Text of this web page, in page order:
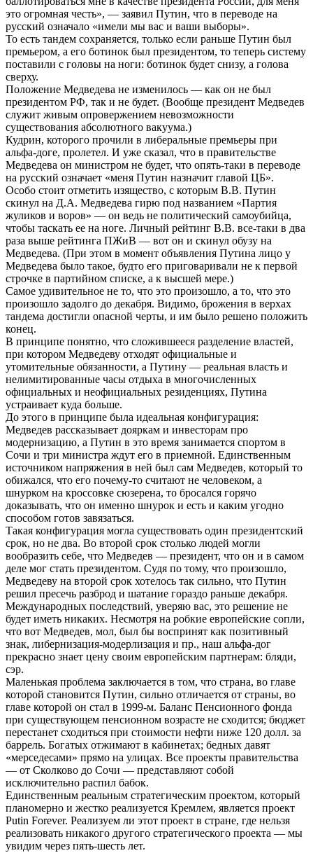
это огромная честь», — заявил Путин, что в переводе на
русский означало «имели мы вас и ваши выборы».
То есть тандем сохраняется, только если раньше Путин был
премьером, а его ботинок был президентом, то теперь систему
поставили с головы на ноги: ботинок будет снизу, а голова
сверху.
Положение Медведева не изменилось — как он не был
президентом РФ, так и не будет. (Вообще президент Медведев
служит живым опровержением невозможности
существования абсолютного вакуума.)
Кудрин, которого прочили в либеральные премьеры при
альфа-доге, пролетел. И уже сказал, что в правительстве
Медведева он министром не будет, что опять-таки в переводе
на русский означает «меня Путин назначит главой ЦБ».
Особо стоит отметить изящество, с которым В.В. Путин
скинул на Д.А. Медведева гирю под названием «Партия
жуликов и воров» — он ведь не политический самоубийца,
чтобы таскать ее на ноге. Личный рейтинг В.В. все-таки в два
раза выше рейтинга ПЖиВ — вот он и скинул обузу на
Медведева. (При этом в момент объявления Путина лицо у
Медведева было такое, будто его приговаривали не к первой
строчке в партийном списке, а к высшей мере.)
Самое удивительное не то, что это произошло, а то, что это
произошло задолго до декабря. Видимо, брожения в верхах
тандема достигли опасной черты, и им было решено положить
конец.
В принципе понятно, что сложившееся разделение властей,
при котором Медведеву отходят официальные и
утомительные обязанности, а Путину — реальная власть и
нелимитированные часы отдыха в многочисленных
официальных и неофициальных резиденциях, Путина
устраивает куда больше.
До этого в принципе была идеальная конфигурация:
Медведев рассказывает дояркам и инвесторам про
модернизацию, а Путин в это время занимается спортом в
Сочи и три министра ждут его в приемной. Единственным
источником напряжения в ней был сам Медведев, который то
обижался, что его почему-то считают не человеком, а
шнурком на кроссовке сюзерена, то бросался горячо
доказывать, что он именно шнурок и есть и каким угодно
способом готов завязаться.
Такая конфигурация могла существовать один президентский
срок, но не два. Во второй срок столько людей могли
вообразить себе, что Медведев — президент, что он и в самом
деле мог стать президентом. Судя по тому, что произошло,
Медведеву на второй срок хотелось так сильно, что Путин
решил пресечь разброд и шатание гораздо раньше декабря.
Международных последствий, уверяю вас, это решение не
будет иметь никаких. Несмотря на робкие европейские сопли,
что вот Медведев, мол, был бы воспринят как позитивный
знак, либернизация-модерлизация и пр., наш альфа-дог
прекрасно знает цену своим европейским партнерам: бляди,
сэр.
Маленькая проблема заключается в том, что страна, во главе
которой становится Путин, сильно отличается от страны, во
главе которой он стал в 1999-м. Баланс Пенсионного фонда
при существующем пенсионном возрасте не сходится; бюджет
перестанет сходиться при стоимости нефти ниже 120 долл. за
баррель. Богатых отжимают в кабинетах; бедных давят
«мерседесами» прямо на улицах. Все проекты правительства
— от Сколково до Сочи — представляют собой
исключительно распил бабок.
Единственным реальным стратегическим проектом, который
планомерно и жестко реализуется Кремлем, является проект
Putin Forever. Реализуем ли этот проект в стране, где нельзя
реализовать никакого другого стратегического проекта — мы
увидим через пять-шесть лет.